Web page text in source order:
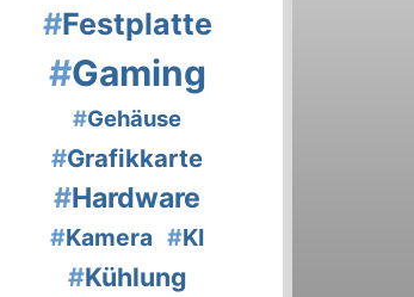
#Festplatte
#Gaming
#Gehäuse
#Grafikkarte
#Hardware
#Kamera #KI
#Kühlung